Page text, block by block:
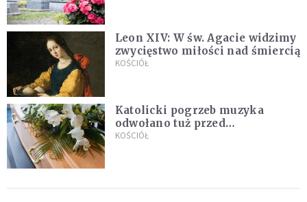
Leon XIV: W św. Agacie widzimy
zwycięstwo miłości nad śmiercią
KOŚCIÓŁ
Katolicki pogrzeb muzyka
odwołano tuż przed
uroczystością. Powodem była
KOŚCIÓŁ